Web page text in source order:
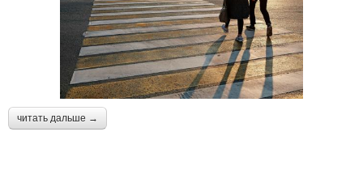
читать дальше →